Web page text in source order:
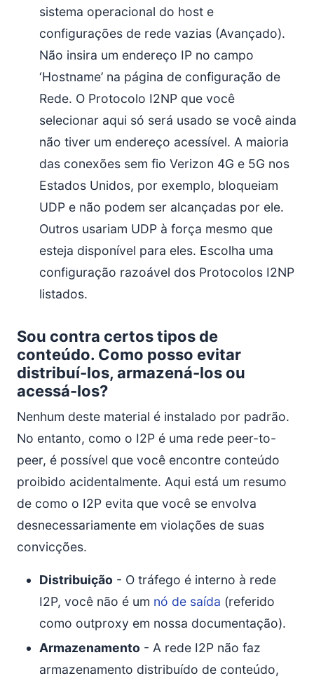
sistema operacional do host e
configurações de rede vazias (Avançado).
Não insira um endereço IP no campo
‘Hostname’ na página de configuração de
Rede. O Protocolo I2NP que você
selecionar aqui só será usado se você ainda
não tiver um endereço acessível. A maioria
das conexões sem fio Verizon 4G e 5G nos
Estados Unidos, por exemplo, bloqueiam
UDP e não podem ser alcançadas por ele.
Outros usariam UDP à força mesmo que
esteja disponível para eles. Escolha uma
configuração razoável dos Protocolos I2NP
listados.
Sou contra certos tipos de
conteúdo. Como posso evitar
distribuí-los, armazená-los ou
acessá-los?
Nenhum deste material é instalado por padrão.
No entanto, como o I2P é uma rede peer-to-
peer, é possível que você encontre conteúdo
proibido acidentalmente. Aqui está um resumo
de como o I2P evita que você se envolva
desnecessariamente em violações de suas
convicções.
Distribuição - O tráfego é interno à rede
I2P, você não é um nó de saída (referido
como outproxy em nossa documentação).
Armazenamento - A rede I2P não faz
armazenamento distribuído de conteúdo,